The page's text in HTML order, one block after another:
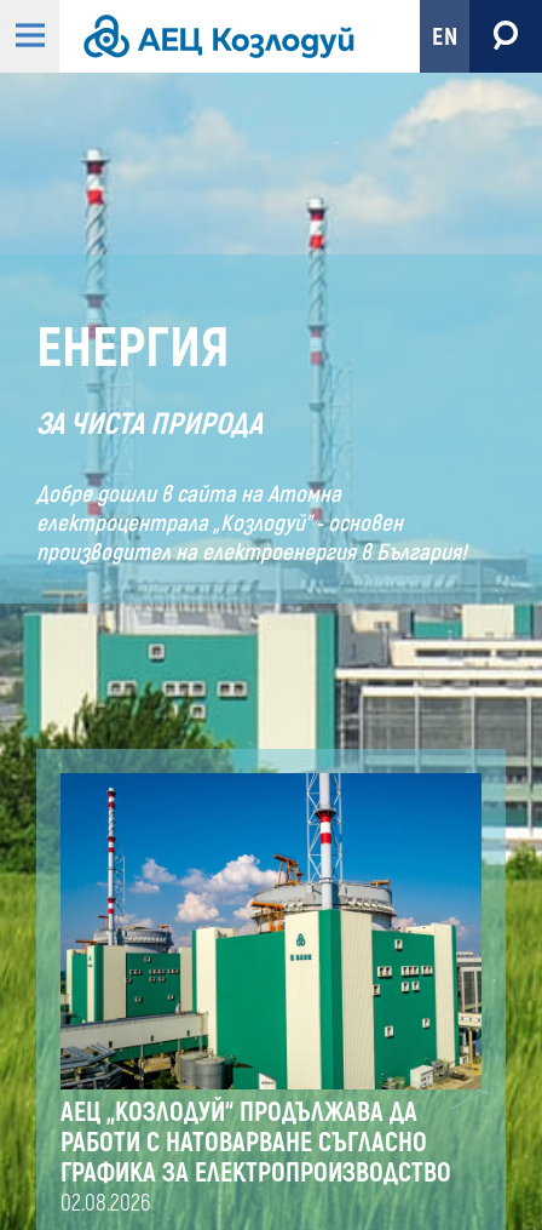
EN
Начало
Козлодуй
ЕНЕРГИЯ
ЗА ЧИСТА ПРИРОДА
Добре дошли в сайта на Атомна
електроцентрала „Козлодуй” - основен
производител на електроенергия в България!
АЕЦ „КОЗЛОДУЙ“ ПРОДЪЛЖАВА ДА
РАБОТИ С НАТОВАРВАНЕ СЪГЛАСНО
ГРАФИКА ЗА ЕЛЕКТРОПРОИЗВОДСТВО
02.08.2026